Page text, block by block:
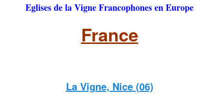
Eglises de la Vigne Francophones en Europe
France
La Vigne, Nice (06)